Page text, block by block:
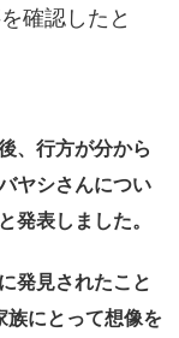
確認したと
、行方が分から
ヤシさんについ
発表しました。
発見されたこと
族にとって想像を